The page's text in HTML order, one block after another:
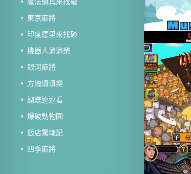
東京麻將
印度德里來找碴
機器人消消樂
銀河麻將
方塊填填樂
蝴蝶連連看
爆破動物園
飯店驚魂記
四季麻將